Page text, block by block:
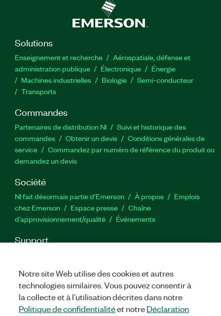
Solutions
Enseignement et recherche
Aérospatiale, défense et
administration publique
Électronique
Énergie​
Machines industrielles
Biologie
Semi-conducteur
Transports
Commandes
Partenaires de distribution NI
Suivi et historique des
commandes
Obtenir un devis
Conditions générales de
service
Commandez par numéro de référence du produit ou
demandez un devis
Société
NI fait désormais partie d'Emerson À propos
Emplois
chez Emerson
Espace presse
Chaîne
d’approvisionnement/qualité
Événements
Support
service
Commentaires sur le site
TwitterYouTube
Notre site Web utilise des cookies et autres
technologies similaires. Vous pouvez consentir à
la collecte et à l’utilisation décrites dans notre
Politique de confidentialitéet notreDéclaration